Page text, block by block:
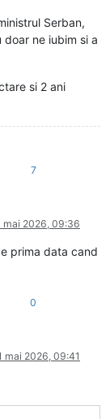
Serban,
ne iubim si a
si 2 ani
7
mai 2026, 09:36
prima data cand
0
mai 2026, 09:41